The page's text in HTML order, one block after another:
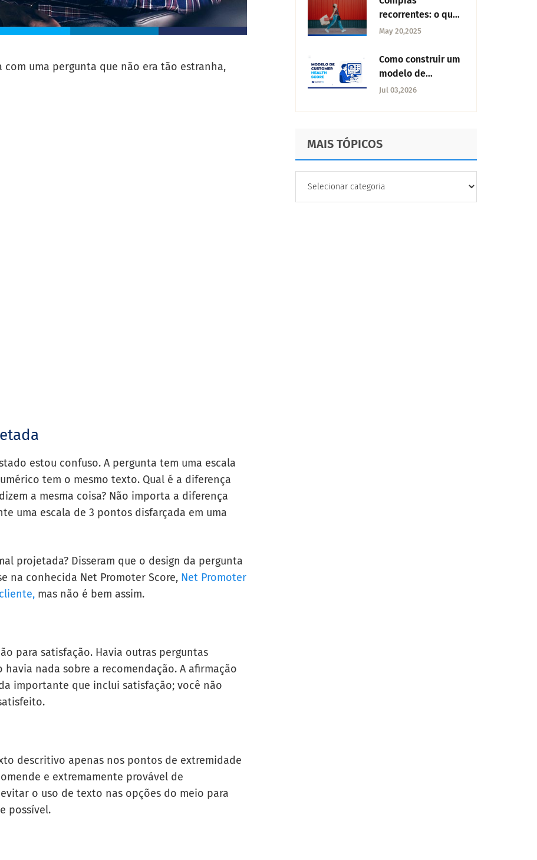
uma pergunta que não era tão estranha,
estou confuso. A pergunta tem uma escala
tem o mesmo texto. Qual é a diferença
a mesma coisa? Não importa a diferença
uma escala de 3 pontos disfarçada em uma
projetada? Disseram que o design da pergunta
na conhecida Net Promoter Score, Net Promoter
mas não é bem assim.
para satisfação. Havia outras perguntas
nada sobre a recomendação. A afirmação
importante que inclui satisfação; você não
descritivo apenas nos pontos de extremidade
e extremamente provável de
o uso de texto nas opções do meio para
possível.
recorrentes: o que
são e como
May 20,2025
Como construir um
modelo de
customer health
realmente funciona
Jul 03,2026
MAIS TÓPICOS
TÓPICOS